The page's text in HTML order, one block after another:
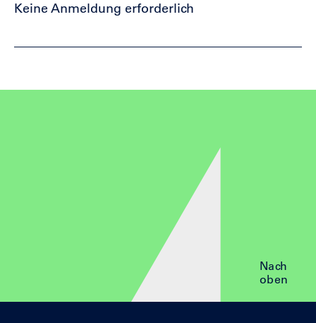
Keine Anmeldung erforderlich
Nach
oben